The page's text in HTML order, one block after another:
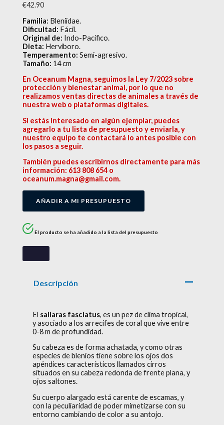
€42.90
Familia: Bleniidae.
Dificultad: Fácil.
Original de: Indo-Pacífico.
Dieta: Hervíboro.
Temperamento: Semi-agresivo.
Tamaño: 14 cm
En Oceanum Magna, seguimos la Ley 7/2023 sobre
protección y bienestar animal, por lo que no
realizamos ventas directas de animales a través de
nuestra web o plataformas digitales.
Si estás interesado en algún ejemplar, puedes
agregarlo a tu lista de presupuesto y enviarla, y
nuestro equipo te contactará lo antes posible con
los pasos a seguir.
También puedes escribirnos directamente para más
información: 613 808 654 o
oceanum.magna@gmail.com.
AÑADIR A MI PRESUPUESTO
El producto se ha añadido a la lista del presupuesto
Descripción
El saliaras fasciatus, es un pez de clima tropical,
y asociado a los arrecifes de coral que vive entre
0-8 m de profundidad.
Su cabeza es de forma achatada, y como otras
especies de blenios tiene sobre los ojos dos
apéndices característicos llamados cirros
situados en su cabeza redonda de frente plana, y
ojos saltones.
Su cuerpo alargado está carente de escamas, y
con la peculiaridad de poder mimetizarse con su
entorno cambiando de color a su antojo.